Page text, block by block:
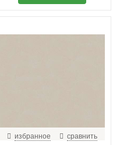
избранное сравнить